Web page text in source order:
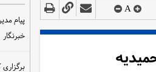
A
پیام
خبرنگار